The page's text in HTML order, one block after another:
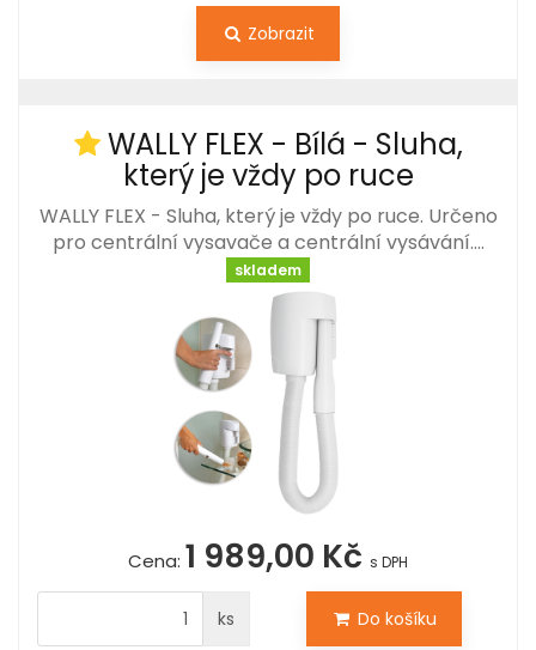
Zobrazit
WALLY FLEX - Bílá - Sluha,
který je vždy po ruce
WALLY FLEX - Sluha, který je vždy po ruce. Určeno
pro centrální vysavače a centrální vysávání.…
skladem
Cena: 1 989,00 Kč s DPH
ks Do košíku